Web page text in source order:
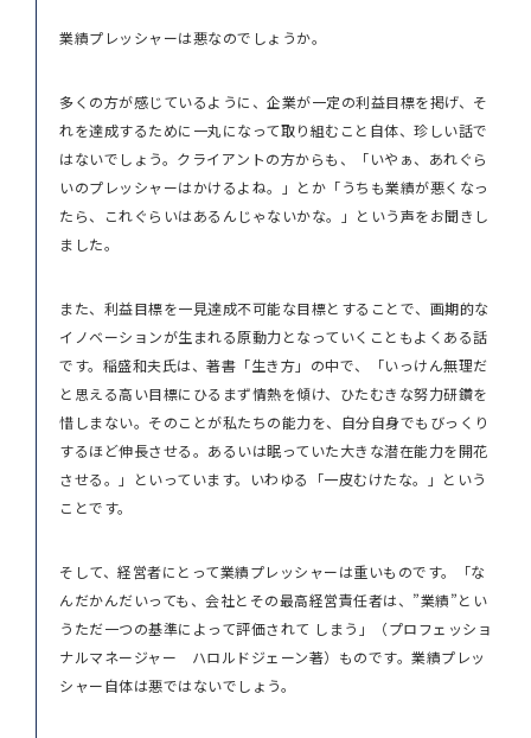
業績プレッシャーは悪なのでしょうか。
多くの方が感じているように、企業が一定の利益目標を掲げ、そ
れを達成するために一丸になって取り組むこと自体、珍しい話で
はないでしょう。クライアントの方からも、「いやぁ、あれぐら
いのプレッシャーはかけるよね。」とか「うちも業績が悪くなっ
たら、これぐらいはあるんじゃないかな。」という声をお聞きし
ました。
また、利益目標を一見達成不可能な目標とすることで、画期的な
イノベーションが生まれる原動力となっていくこともよくある話
です。稲盛和夫氏は、著書「生き方」の中で、「いっけん無理だ
と思える高い目標にひるまず情熱を傾け、ひたむきな努力研鑽を
惜しまない。そのことが私たちの能力を、自分自身でもびっくり
するほど伸長させる。あるいは眠っていた大きな潜在能力を開花
させる。」といっています。いわゆる「一皮むけたな。」という
ことです。
そして、経営者にとって業績プレッシャーは重いものです。「な
んだかんだいっても、会社とその最高経営責任者は、”業績”とい
うただ一つの基準によって評価されて しまう」（プロフェッショ
ナルマネージャー ハロルドジェーン著）ものです。業績プレッ
シャー自体は悪ではないでしょう。